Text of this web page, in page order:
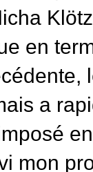
en
a
mon